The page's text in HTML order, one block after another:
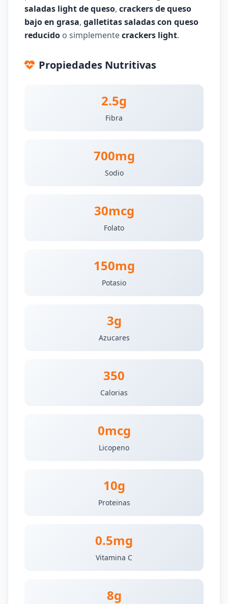
saladas light de queso, crackers de queso
bajo en grasa, galletitas saladas con queso
reducido o simplementecrackers light.
Propiedades Nutritivas
2.5g
Fibra
700mg
Sodio
30mcg
Folato
150mg
Potasio
3g
Azucares
350
Calorias
0mcg
Licopeno
10g
Proteinas
0.5mg
Vitamina C
8g